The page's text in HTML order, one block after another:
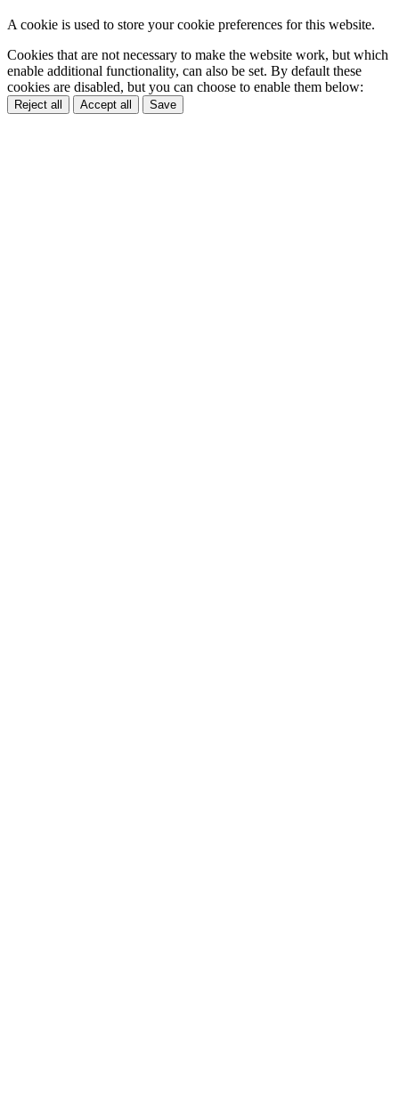
A cookie is used to store your cookie preferences for this website.
Cookies that are not necessary to make the website work, but which
enable additional functionality, can also be set. By default these
cookies are disabled, but you can choose to enable them below:
Reject all Accept all Save